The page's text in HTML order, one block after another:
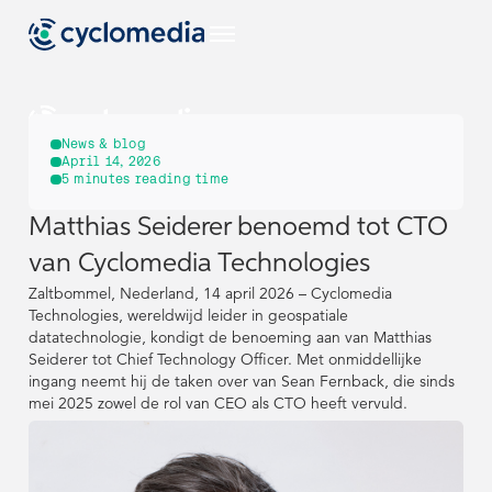
Resources
Street Smart
Over Cyclomedia
EU
US
NL
Bekijk alle branches
Use Cases
Bekijk alle use-
cases
Producten &
Technologieën
Bekijk al onze
producten &
technologieën
News & blog
April 14, 2026
5 minutes reading time
Matthias Seiderer benoemd tot CTO
van Cyclomedia Technologies
Zaltbommel, Nederland, 14 april 2026 – Cyclomedia
Technologies, wereldwijd leider in geospatiale
datatechnologie, kondigt de benoeming aan van Matthias
Seiderer tot Chief Technology Officer. Met onmiddellijke
ingang neemt hij de taken over van Sean Fernback, die sinds
mei 2025 zowel de rol van CEO als CTO heeft vervuld.
NL
EU
US
Sectoren
Bekijk alle branches
Use Cases
Bekijk alle use-
cases
Producten &
Technologieën
Bekijk al onze
producten &
NL
EU
US
Sectoren
Bekijk alle branches
Use Cases
Bekijk alle use-
cases
Producten &
Technologieën
Bekijk al onze
producten &